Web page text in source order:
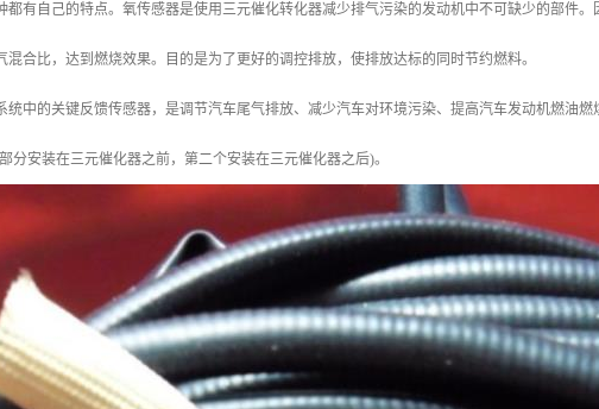
都有自己的特点。氧传感器是使用三元催化转化器减少排气污染的发动机中不可缺少的部件
合比，达到燃烧效果。目的是为了更好的调控排放，使排放达标的同时节约燃料。
统中的关键反馈传感器，是调节汽车尾气排放、减少汽车对环境污染、提高汽车发动机燃油
分安装在三元催化器之前，第二个安装在三元催化器之后)。